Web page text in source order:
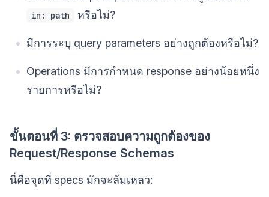
in: path หรือไม่?
มีการระบุ query parameters อย่างถูกต้องหรือไม่?
Operations มีการกำหนด response อย่างน้อยหนึ่ง
รายการหรือไม่?
ขั้นตอนที่ 3: ตรวจสอบความถูกต้องของ
Request/Response Schemas
นี่คือจุดที่ specs มักจะล้มเหลว: